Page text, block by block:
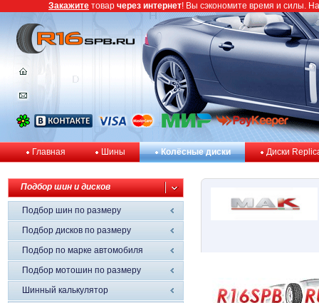
Главная Шины Колёсные диски Диски
Подбор шин и дисков
Подбор шин по размеру
Подбор дисков по размеру
Подбор по марке автомобиля
Подбор мотошин по размеру
Шинный калькулятор
Закажите товар через интернет! Вы сэкономите время и силы.